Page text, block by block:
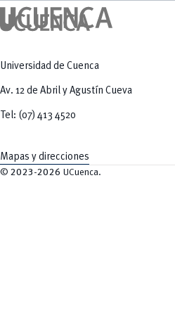
Universidad de Cuenca
Av. 12 de Abril y Agustín Cueva
Tel: (07) 413 4520
Mapas y direcciones
© 2023-2026 UCuenca.